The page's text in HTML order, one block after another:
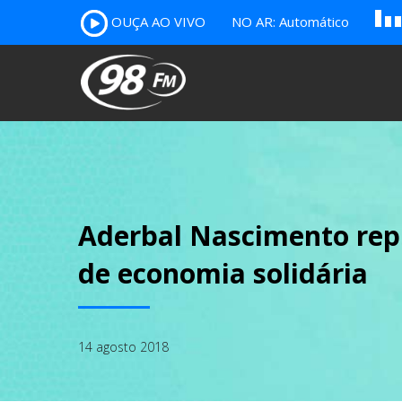
OUÇA AO VIVO NO AR: Automático B c
Aderbal Nascimento
de economia solidária
14 agosto 2018